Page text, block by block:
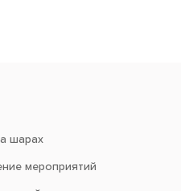
шарах
мероприятий